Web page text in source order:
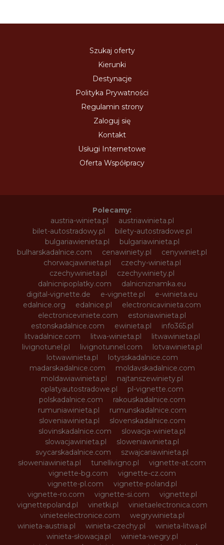
Szukaj oferty
Kierunki
Destynacje
Polityka Prywatności
Regulamin strony
Zaloguj się
Kontakt
Usługi Internetowe
Oferta Współpracy
Polecamy:
austria-winieta.pl
austriawinieta.pl
bilet-autostradowy.pl
bilety-autostradowe.pl
bulgariawienieta.pl
bulgariawinieta.pl
bulharskadalnice.com
cenawiniety.pl
cenywiniet.pl
chorwacjawinieta.pl
czechy-winieta.pl
czechywinieta.pl
czechywiniety.pl
dalnicnipoplatky.com
dalnicniznamka.eu
digital-vignette.de
e-vignette.pl
e-winieta.eu
edalnice.org
edalnice.pl
electronicavinieta.com
electroniceviniete.com
estoniawinieta.pl
estonskadalnice.com
ewinieta.pl
info365.pl
litvadalnice.com
litwa-winieta.pl
litwawinieta.pl
livignotunel.pl
livignotunnel.com
lotvawinieta.pl
lotwawinieta.pl
lotysskadalnice.com
madarskadalnice.com
moldavskadalnice.com
moldawiawinieta.pl
najtanszewiniety.pl
oplatyautostradowe.pl
pl-vignette.com
polskadalnice.com
rakouskadalnice.com
rumuniawinieta.pl
rumunskadalnice.com
sloveniawinieta.pl
slovenskadalnice.com
slovinskadalnice.com
slowacja-winieta.pl
slowacjawinieta.pl
sloweniawinieta.pl
svycarskadalnice.com
szwajcariawinieta.pl
słoweniawinieta.pl
tunellivigno.pl
vignette-at.com
vignette-bg.com
vignette-cz.com
vignette-pl.com
vignette-poland.pl
vignette-ro.com
vignette-si.com
vignette.pl
vignettepoland.pl
vinetki.pl
vinietaelectronica.com
vinieteelectronice.com
wegrywinieta.pl
winieta-austria.pl
winieta-czechy.pl
winieta-litwa.pl
winieta-słowacja.pl
winieta-wegry.pl